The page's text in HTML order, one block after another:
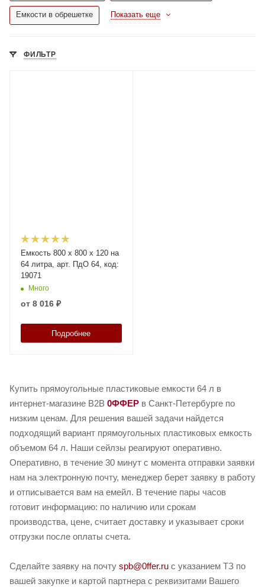
Емкости в обрешетке Показать еще
ФИЛЬТР
Емкость 800 х 800 х 120 на
64 литра, арт. ПдО 64, код:
19071
Много
от 8 016 ₽
Подробнее
Купить прямоугольные пластиковые емкости 64 л в
интернет-магазине B2B 0ФФЕР в Санкт-Петербурге по
низким ценам. Для решения вашей задачи найдется
подходящий вариант прямоугольных пластиковых емкость
объемом 64 л. Наши сейлзы реагируют оперативно.
Оперативно, в течение 30 минут с момента отправки заявки
нам на электронную почту, менеджер берет заявку в работу
и отписывается вам на емейл. В течение пары часов
готовит информацию: по наличию или срокам
производства, цене, считает доставку и указывает сроки
отгрузки после оплаты счета.
Сделайте заявку на почту spb@0ffer.ru с указанием ТЗ по
вашей закупке и картой партнера с реквизитами Вашего